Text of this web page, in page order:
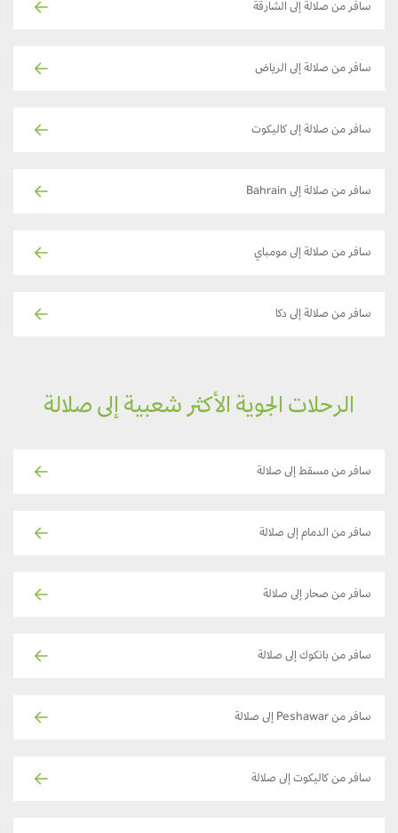
سافر من صلالة إلى الشارقة
سافر من صلالة إلى الرياض
سافر من صلالة إلى كاليكوت
سافر من صلالة إلى Bahrain
سافر من صلالة إلى مومباي
سافر من صلالة إلى دكا
الرحلات الجوية الأكثر شعبية إلى صلالة
سافر من مسقط إلى صلالة
سافر من الدمام إلى صلالة
سافر من صحار إلى صلالة
سافر من بانكوك إلى صلالة
سافر من Peshawar إلى صلالة
سافر من كاليكوت إلى صلالة